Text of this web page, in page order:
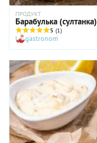
ПРОДУКТ
Барабулька (султанка)
5 (1)
gastronom